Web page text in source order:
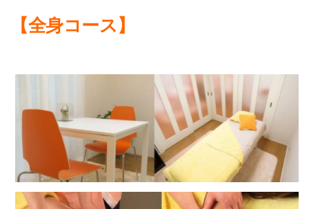
【全身コース】